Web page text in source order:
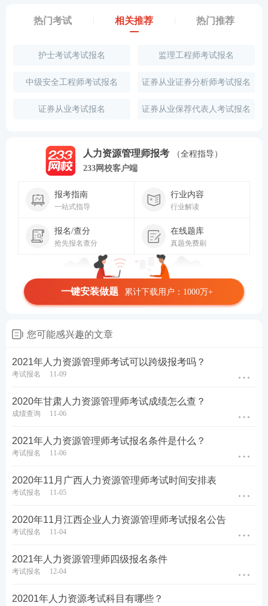
热门考试 相关推荐 热门推荐
护士考试考试报名 监理工程师考试报名
中级安全工程师考试报名 证券从业证券分析师考试报名
证券从业考试报名 证券从业保荐代表人考试报名
人力资源管理师报考
（全程指导）
233网校客户端
报考指南
一站式指导
行业内容
行业解读
报名/查分
抢先报名查分
在线题库
真题免费刷
一键安装做题 累计下载用户：1000万+
您可能感兴趣的文章
2021年人力资源管理师考试可以跨级报考吗？
考试报名 11-09
2020年甘肃人力资源管理师考试成绩怎么查？
成绩查询 11-06
2021年人力资源管理师考试报名条件是什么？
考试报名 11-06
2020年11月广西人力资源管理师考试时间安排表
考试报名 11-05
2020年11月江西企业人力资源管理师考试报名公告
考试报名 11-04
2021年人力资源管理师四级报名条件
考试报名 12-04
20201年人力资源考试科目有哪些？